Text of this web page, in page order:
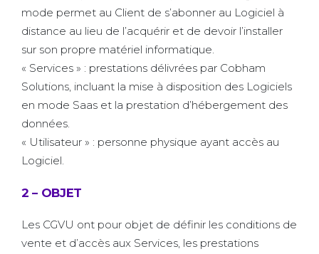
mode permet au Client de s’abonner au Logiciel à
distance au lieu de l’acquérir et de devoir l’installer
sur son propre matériel informatique.
« Services » : prestations délivrées par Cobham
Solutions, incluant la mise à disposition des Logiciels
en mode Saas et la prestation d’hébergement des
données.
« Utilisateur » : personne physique ayant accès au
Logiciel.
2 – OBJET
Les CGVU ont pour objet de définir les conditions de
vente et d’accès aux Services, les prestations